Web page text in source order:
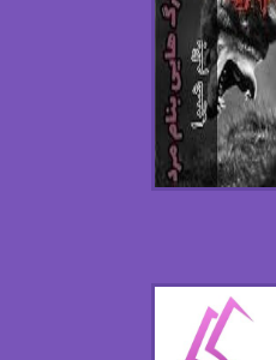
اکرم محمدی
الف صاد
الکساندر دوما
الناز پاکپور‌
امیر فرهی